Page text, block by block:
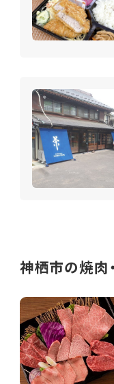
神栖市の焼肉